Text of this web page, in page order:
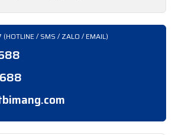
/ SMS / ZALO / EMAIL)